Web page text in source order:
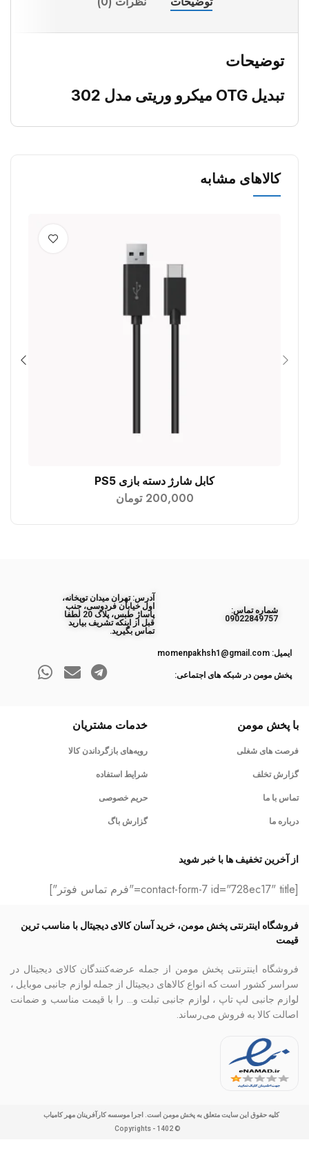
توضیحات
تبدیل OTG میکرو وریتی مدل 302
کالاهای مشابه
افزودن به سبد خرید
کابل شارژ دسته بازی PS5
200,000 تومان
ﺷﻤﺎره ﺗﻤﺎس:
09022849757
آدرس: تهران میدان توپخانه،
اول خیابان فردوسی، جنب
پاساژ طبس، پلاک 20 لطفا
قبل از اینکه تشریف بیارید
تماس بگیرید.
ایمیل: momenpakhsh1@gmail.com
پخش مومن در شبکه های اجتماعی:
با پخش مومن
فرصت های شغلی
گزارش تخلف
تماس با ما
درباره ما
خدمات مشتریان
رویه‌های بازگرداندن کالا
شرایط استفاده
حریم خصوصی
گزارش باگ
از آخرین تخفیف ها با خبر شوید
[contact-form-7 id="728ec17" title="فرم تماس فوتر"]
فروشگاه اینترنتی پخش مومن، خرید آسان کالای دیجیتال با مناسب ترین
قیمت
فروشگاه اینترنتی پخش مومن از جمله عرضه‌کنندگان کالای دیجیتال در
سراسر کشور است که انواع کالاهای دیجیتال از جمله لوازم جانبی موبایل ،
لوازم جانبی لپ تاپ ، لوازم جانبی تبلت و… را با قیمت مناسب و ضمانت
اصالت کالا به فروش می‌رساند.
کلیه حقوق این سایت متعلق به پخش مومن است. اجرا موسسه کارآفرینان مهر کامیاب
© Copyrights - 1402